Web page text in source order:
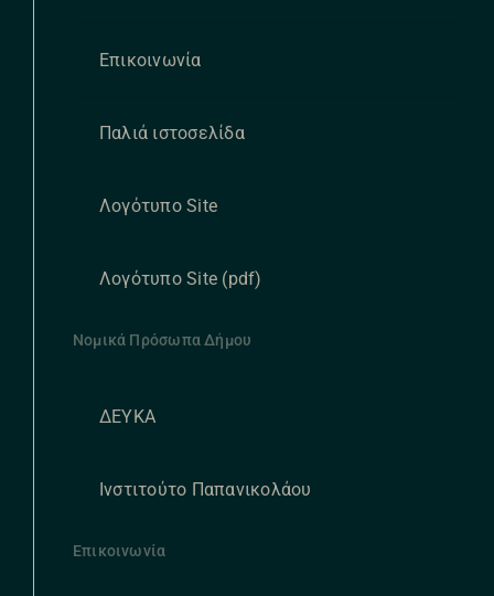
Επικοινωνία
Παλιά ιστοσελίδα
Λογότυπο Site
Λογότυπο Site (pdf)
Νομικά Πρόσωπα Δήμου
ΔΕΥΚΑ
Ινστιτούτο Παπανικολάου
Επικοινωνία